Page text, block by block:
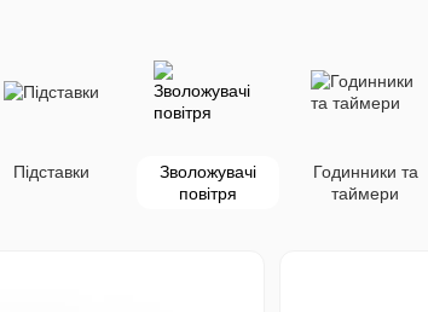
Підставки
Зволожувачі
повітря
Годинники та
таймери